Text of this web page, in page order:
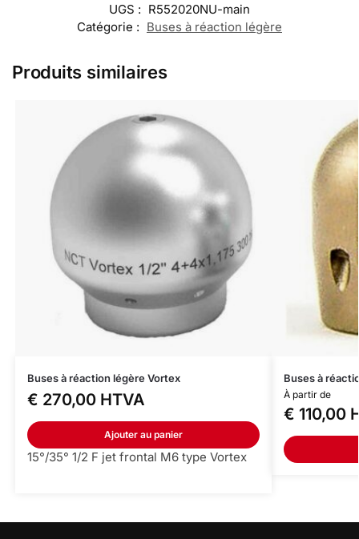
UGS : R552020NU-main
Catégorie : Buses à réaction légère
Produits similaires
Buses à réaction légère Vortex
€ 270,00 HTVA
Ajouter au panier
15°/35° 1/2 F jet frontal M6 type Vortex
Buses à
À partir de
€ 110,00